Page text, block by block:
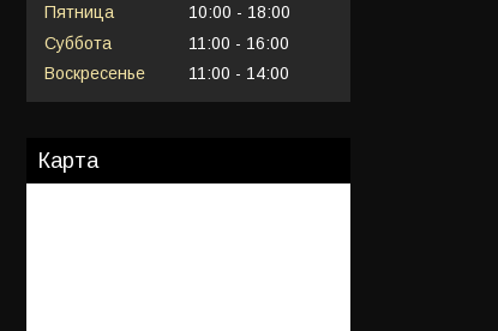
Пятница
10:00
18:00
Суббота
11:00
16:00
Воскресенье
11:00 14:00
Карта